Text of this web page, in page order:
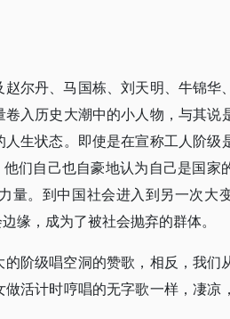
尔丹、马国栋、刘天明、牛锦华
入历史大潮中的小人物，与其说
生状态。即使是在宣称工人阶级
们自己也自豪地认为自己是国家
量。到中国社会进入到另一次大
缘，成为了被社会抛弃的群体。
阶级唱空洞的赞歌，相反，我们
活计时哼唱的无字歌一样，凄凉